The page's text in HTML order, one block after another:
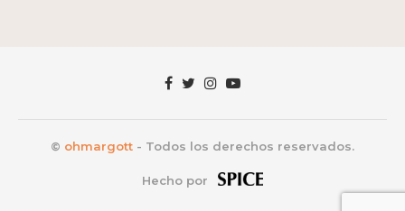
© ohmargott - Todos los derechos reservados.
Hecho por